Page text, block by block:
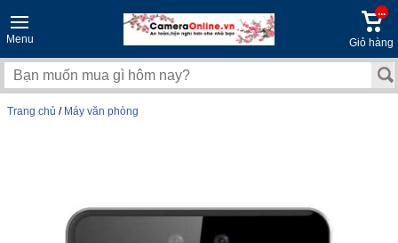
Menu
...
Giỏ hàng
Trang chủ / Máy văn phòng